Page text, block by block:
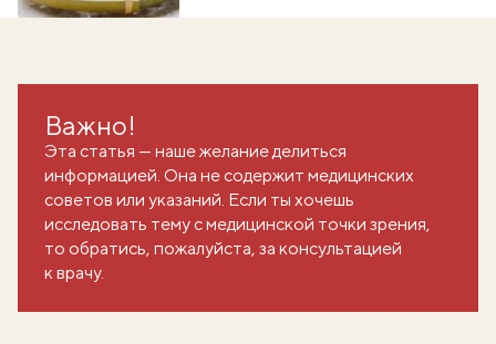
Важно!
Эта статья — наше желание делиться
информацией. Она не содержит медицинских
советов или указаний. Если ты хочешь
исследовать тему с медицинской точки зрения,
то обратись, пожалуйста, за консультацией
к врачу.